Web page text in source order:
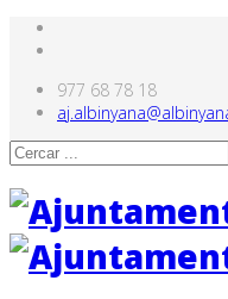
977 68 78 18